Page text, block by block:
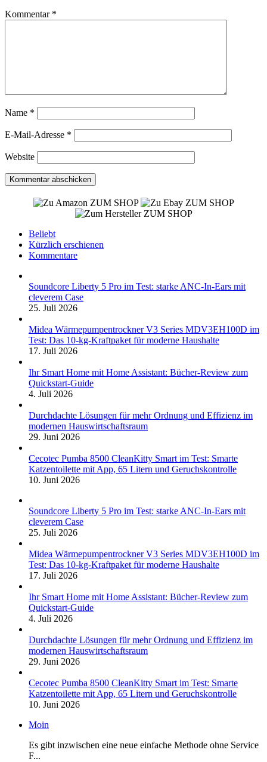
Kommentar *
Name *
E-Mail-Adresse *
Website
ZUM SHOP
ZUM SHOP
ZUM SHOP
Beliebt
Kürzlich erschienen
Kommentare
Soundcore Liberty 5 Pro im Test: starke ANC-In-Ears mit
cleverem Case
25. Juli 2026
Midea Wärmepumpentrockner V3 Series MDV3EH100D im
Test: Das 10-kg-Kraftpaket für moderne Haushalte
17. Juli 2026
Ihr Smart Home mit Home Assistant: Bücher-Review zum
Quickstart-Guide
4. Juli 2026
Durchdachte Lösungen für mehr Ordnung und Effizienz im
modernen Hauswirtschaftsraum
29. Juni 2026
Cecotec Pumba 8500 CleanKitty Smart im Test: Smarte
Katzentoilette mit App, 65 Litern und Geruchskontrolle
10. Juni 2026
Soundcore Liberty 5 Pro im Test: starke ANC-In-Ears mit
cleverem Case
25. Juli 2026
Midea Wärmepumpentrockner V3 Series MDV3EH100D im
Test: Das 10-kg-Kraftpaket für moderne Haushalte
17. Juli 2026
Ihr Smart Home mit Home Assistant: Bücher-Review zum
Quickstart-Guide
4. Juli 2026
Durchdachte Lösungen für mehr Ordnung und Effizienz im
modernen Hauswirtschaftsraum
29. Juni 2026
Cecotec Pumba 8500 CleanKitty Smart im Test: Smarte
Katzentoilette mit App, 65 Litern und Geruchskontrolle
10. Juni 2026
Moin
Es gibt inzwischen eine neue einfache Methode ohne Service
F...